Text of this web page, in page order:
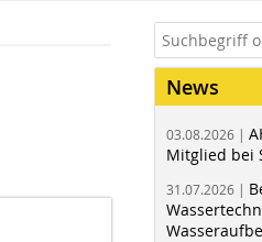
News
03.08.2026 |
Mitglied bei
31.07.2026 |